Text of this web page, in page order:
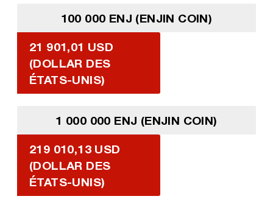
100 000 ENJ (ENJIN COIN)
21 901,01 USD
(DOLLAR DES
ÉTATS-UNIS)
1 000 000 ENJ (ENJIN COIN)
219 010,13 USD
(DOLLAR DES
ÉTATS-UNIS)